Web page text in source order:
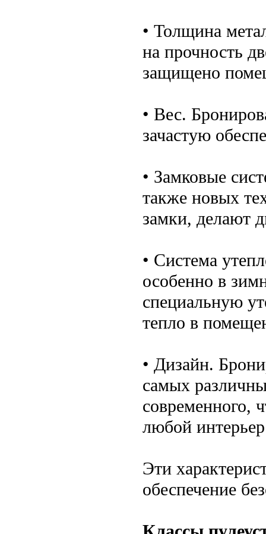
• Толщина
на прочность
защищено
• Вес.
зачастую
• Замковые
также новых
замки, делают
• Система
особенно в
специальную
тепло в
• Дизайн.
самых
современного,
любой
Эти
обеспечение